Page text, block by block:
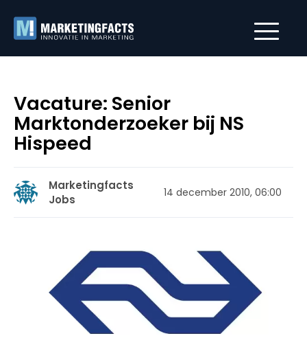
Vacature: Senior
Marktonderzoeker bij NS
Hispeed
Marketingfacts
Jobs
14 december 2010, 06:00